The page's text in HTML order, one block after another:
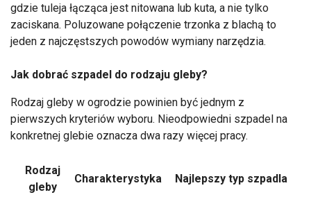
gdzie tuleja łącząca jest nitowana lub kuta, a nie tylko
zaciskana. Poluzowane połączenie trzonka z blachą to
jeden z najczęstszych powodów wymiany narzędzia.
Jak dobrać szpadel do rodzaju gleby?
Rodzaj gleby w ogrodzie powinien być jednym z
pierwszych kryteriów wyboru. Nieodpowiedni szpadel na
konkretnej glebie oznacza dwa razy więcej pracy.
Rodzaj
gleby
Charakterystyka Najlepszy typ szpadla